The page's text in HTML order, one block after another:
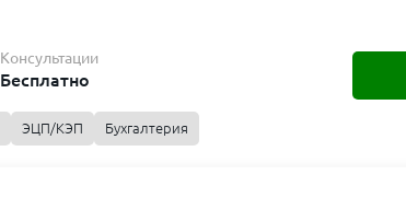
Консультации
Бесплатно
ЭЦП/КЭП Бухгалтерия